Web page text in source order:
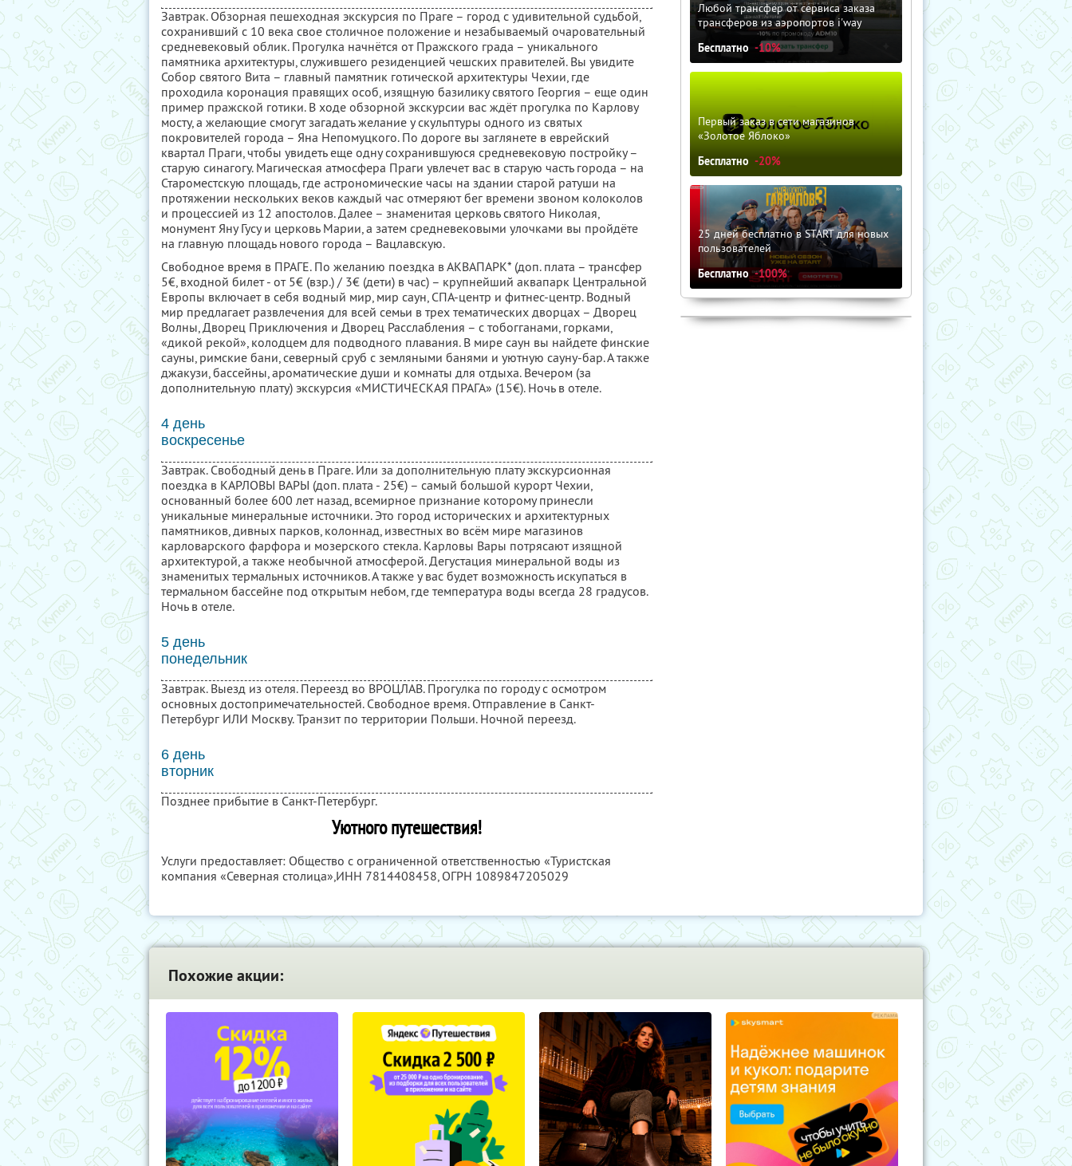
Завтрак. Обзорная пешеходная экскурсия по Праге – город с удивительной судьбой,
сохранивший с 10 века свое столичное положение и незабываемый очаровательный
средневековый облик. Прогулка начнётся от Пражского града – уникального
памятника архитектуры, служившего резиденцией чешских правителей. Вы увидите
Собор святого Вита – главный памятник готической архитектуры Чехии, где
проходила коронация правящих особ, изящную базилику святого Георгия – еще один
пример пражской готики. В ходе обзорной экскурсии вас ждёт прогулка по Карлову
мосту, а желающие смогут загадать желание у скульптуры одного из святых
покровителей города – Яна Непомуцкого. По дороге вы заглянете в еврейский
квартал Праги, чтобы увидеть еще одну сохранившуюся средневековую постройку –
старую синагогу. Магическая атмосфера Праги увлечет вас в старую часть города – на
Староместскую площадь, где астрономические часы на здании старой ратуши на
протяжении нескольких веков каждый час отмеряют бег времени звоном колоколов
и процессией из 12 апостолов. Далее – знаменитая церковь святого Николая,
монумент Яну Гусу и церковь Марии, а затем средневековыми улочками вы пройдёте
на главную площадь нового города – Вацлавскую.
Свободное время в ПРАГЕ. По желанию поездка в АКВАПАРК* (доп. плата – трансфер
5€, входной билет - от 5€ (взр.) / 3€ (дети) в час) – крупнейший аквапарк Центральной
Европы включает в себя водный мир, мир саун, СПА-центр и фитнес-центр. Водный
мир предлагает развлечения для всей семьи в трех тематических дворцах – Дворец
Волны, Дворец Приключения и Дворец Расслабления – с тобогганами, горками,
«дикой рекой», колодцем для подводного плавания. В мире саун вы найдете финские
сауны, римские бани, северный сруб с земляными банями и уютную сауну-бар. А также
джакузи, бассейны, ароматические души и комнаты для отдыха. Вечером (за
дополнительную плату) экскурсия «МИСТИЧЕСКАЯ ПРАГА» (15€). Ночь в отеле.
4 день
воскресенье
Завтрак. Свободный день в Праге. Или за дополнительную плату экскурсионная
поездка в КАРЛОВЫ ВАРЫ (доп. плата - 25€) – самый большой курорт Чехии,
основанный более 600 лет назад, всемирное признание которому принесли
уникальные минеральные источники. Это город исторических и архитектурных
памятников, дивных парков, колоннад, известных во всём мире магазинов
карловарского фарфора и мозерского стекла. Карловы Вары потрясают изящной
архитектурой, а также необычной атмосферой. Дегустация минеральной воды из
знаменитых термальных источников. А также у вас будет возможность искупаться в
термальном бассейне под открытым небом, где температура воды всегда 28 градусов.
Ночь в отеле.
5 день
понедельник
Завтрак. Выезд из отеля. Переезд во ВРОЦЛАВ. Прогулка по городу с осмотром
основных достопримечательностей. Свободное время. Отправление в Санкт-
Петербург ИЛИ Москву. Транзит по территории Польши. Ночной переезд.
6 день
вторник
Позднее прибытие в Санкт-Петербург.
Уютного путешествия!
Услуги предоставляет: Общество с ограниченной ответственностью «Туристская
компания «Северная столица»,ИНН 7814408458, ОГРН 1089847205029
Любой трансфер от сервиса заказа
трансферов из аэропортов i'way
Бесплатно -10%
Первый заказ в сети магазинов
«Золотое Яблоко»
Бесплатно -20%
25 дней бесплатно в START для новых
пользователей
Бесплатно -100%
Похожие акции: